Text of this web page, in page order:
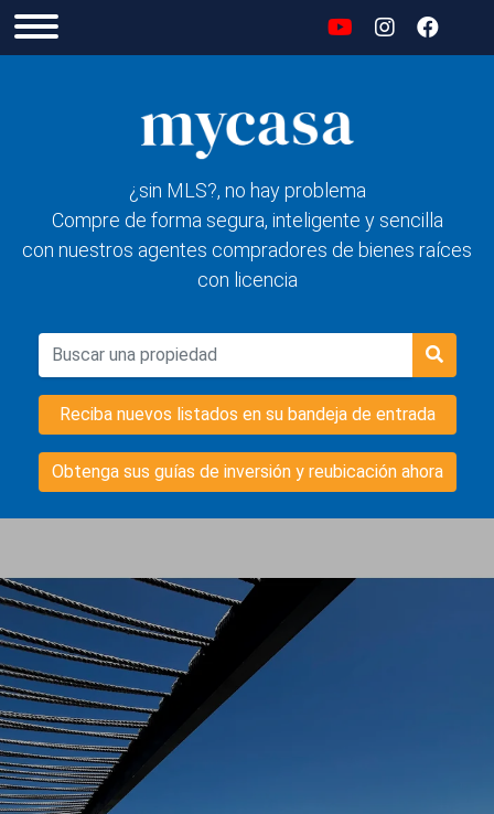
¿sin MLS?, no hay problema
Compre de forma segura, inteligente y sencilla
con nuestros agentes compradores de bienes raíces
con licencia
Reciba nuevos listados en su bandeja de entrada
Obtenga sus guías de inversión y reubicación ahora